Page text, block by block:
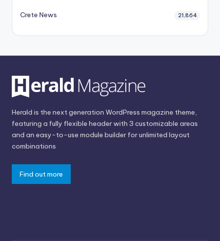
Crete News 21,864
Herald is the next generation WordPress magazine theme,
featuring a fully flexible header with 3 customizable areas
and an easy-to-use module builder for unlimited layout
combinations
Find out more